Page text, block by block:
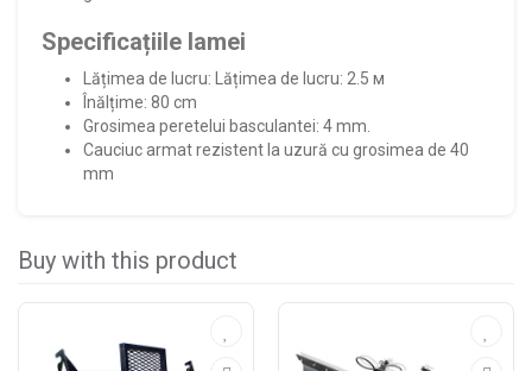
Specificațiile lamei
Lățimea de lucru: Lățimea de lucru: 2.5 м
Înălțime: 80 cm
Grosimea peretelui basculantei: 4 mm.
Cauciuc armat rezistent la uzură cu grosimea de 40
mm
Buy with this product